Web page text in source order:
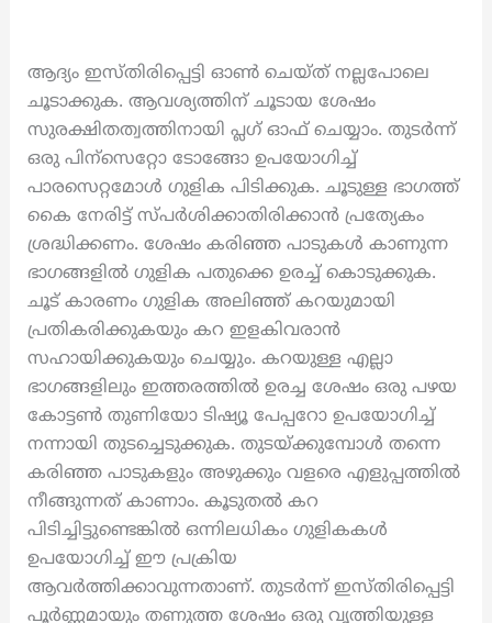
ആദ്യം ഇസ്തിരിപ്പെട്ടി ഓൺ ചെയ്ത് നല്ലപോലെ
ചൂടാക്കുക. ആവശ്യത്തിന് ചൂടായ ശേഷം
സുരക്ഷിതത്വത്തിനായി പ്ലഗ് ഓഫ് ചെയ്യാം. തുടർന്ന്
ഒരു പിന്സെറ്റോ ടോങ്ങോ ഉപയോഗിച്ച്
പാരസെറ്റമോൾ ഗുളിക പിടിക്കുക. ചൂടുള്ള ഭാഗത്ത്
കൈ നേരിട്ട് സ്പർശിക്കാതിരിക്കാൻ പ്രത്യേകം
ശ്രദ്ധിക്കണം. ശേഷം കരിഞ്ഞ പാടുകൾ കാണുന്ന
ഭാഗങ്ങളിൽ ഗുളിക പതുക്കെ ഉരച്ച് കൊടുക്കുക.
ചൂട് കാരണം ഗുളിക അലിഞ്ഞ് കറയുമായി
പ്രതികരിക്കുകയും കറ ഇളകിവരാൻ
സഹായിക്കുകയും ചെയ്യും. കറയുള്ള എല്ലാ
ഭാഗങ്ങളിലും ഇത്തരത്തിൽ ഉരച്ച ശേഷം ഒരു പഴയ
കോട്ടൺ തുണിയോ ടിഷ്യൂ പേപ്പറോ ഉപയോഗിച്ച്
നന്നായി തുടച്ചെടുക്കുക. തുടയ്ക്കുമ്പോൾ തന്നെ
കരിഞ്ഞ പാടുകളും അഴുക്കും വളരെ എളുപ്പത്തിൽ
നീങ്ങുന്നത് കാണാം. കൂടുതൽ കറ
പിടിച്ചിട്ടുണ്ടെങ്കിൽ ഒന്നിലധികം ഗുളികകൾ
ഉപയോഗിച്ച് ഈ പ്രക്രിയ
ആവർത്തിക്കാവുന്നതാണ്. തുടർന്ന് ഇസ്തിരിപ്പെട്ടി
പൂർണ്ണമായും തണുത്ത ശേഷം ഒരു വൃത്തിയുള്ള